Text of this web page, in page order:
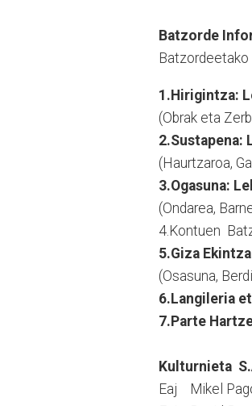
Batzorde
1.Hirigintza:
(Obrak eta
2.Sustapena:
(Haurtzaroa,
3.Ogasuna:
(Ondarea,
4.Kontuen
5.Giza
(Osasuna,
6.Langileria
7.Parte
Kulturnieta
Eaj Mikel